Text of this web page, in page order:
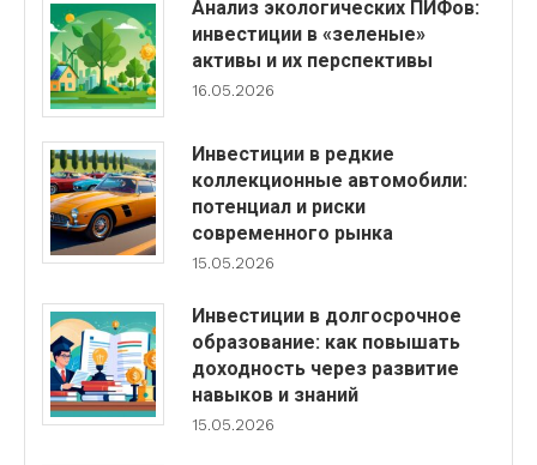
Анализ экологических ПИФов:
инвестиции в «зеленые»
активы и их перспективы
16.05.2026
Инвестиции в редкие
коллекционные автомобили:
потенциал и риски
современного рынка
15.05.2026
Инвестиции в долгосрочное
образование: как повышать
доходность через развитие
навыков и знаний
15.05.2026